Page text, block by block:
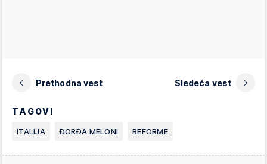
Prethodna vest Sledeća vest
TAGOVI
ITALIJA ĐORĐA MELONI REFORME